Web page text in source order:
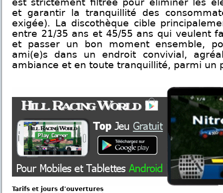
est strictement filtrée pour éliminer les
et garantir la tranquillité des
exigée). La discothèque cible
entre 21/35 ans et 45/55 ans qui veulent
et passer un bon moment ensemble,
ami(e)s dans un endroit convivial,
ambiance et en toute tranquillité, parmi un
Tarifs et jours d'ouvertures